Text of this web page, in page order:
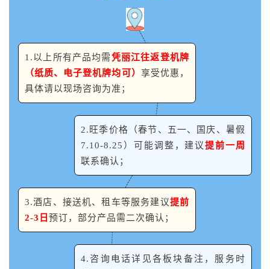
1.以上所有产品均需凭丽江往返登机牌
（纸质、电子登机牌均可） 享受优惠，
具体请以现场咨询为准；
2.旺季价格（春节、五一、国庆、暑假
7.10-8.25）可能调整，建议提前一周
联系确认；
3.酒店、接送机、租车等服务建议提前
2-3 日 预订，部分产品需二次确认；
4.咨询电话详见各板块备注，服务时